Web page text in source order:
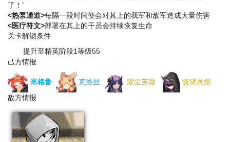
了！”
<热泵通道>每隔一段时间便会对其上的我军和敌军造成大量伤害
<医疗符文>部署在其上的干员会持续恢复生命
关卡解锁条件
提升至精英阶段1等级55
己方情报
米格鲁 克洛丝 濯尘芙蓉
炎狱炎熔
敌方情报